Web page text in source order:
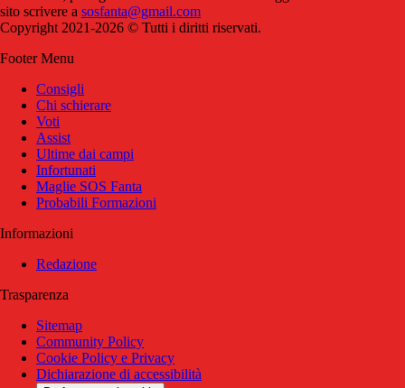
sito scrivere a sosfanta@gmail.com
Copyright 2021-2026 © Tutti i diritti riservati.
Footer Menu
Consigli
Chi schierare
Voti
Assist
Ultime dai campi
Infortunati
Maglie SOS Fanta
Probabili Formazioni
Informazioni
Redazione
Trasparenza
Sitemap
Community Policy
Cookie Policy e Privacy
Dichiarazione di accessibilità